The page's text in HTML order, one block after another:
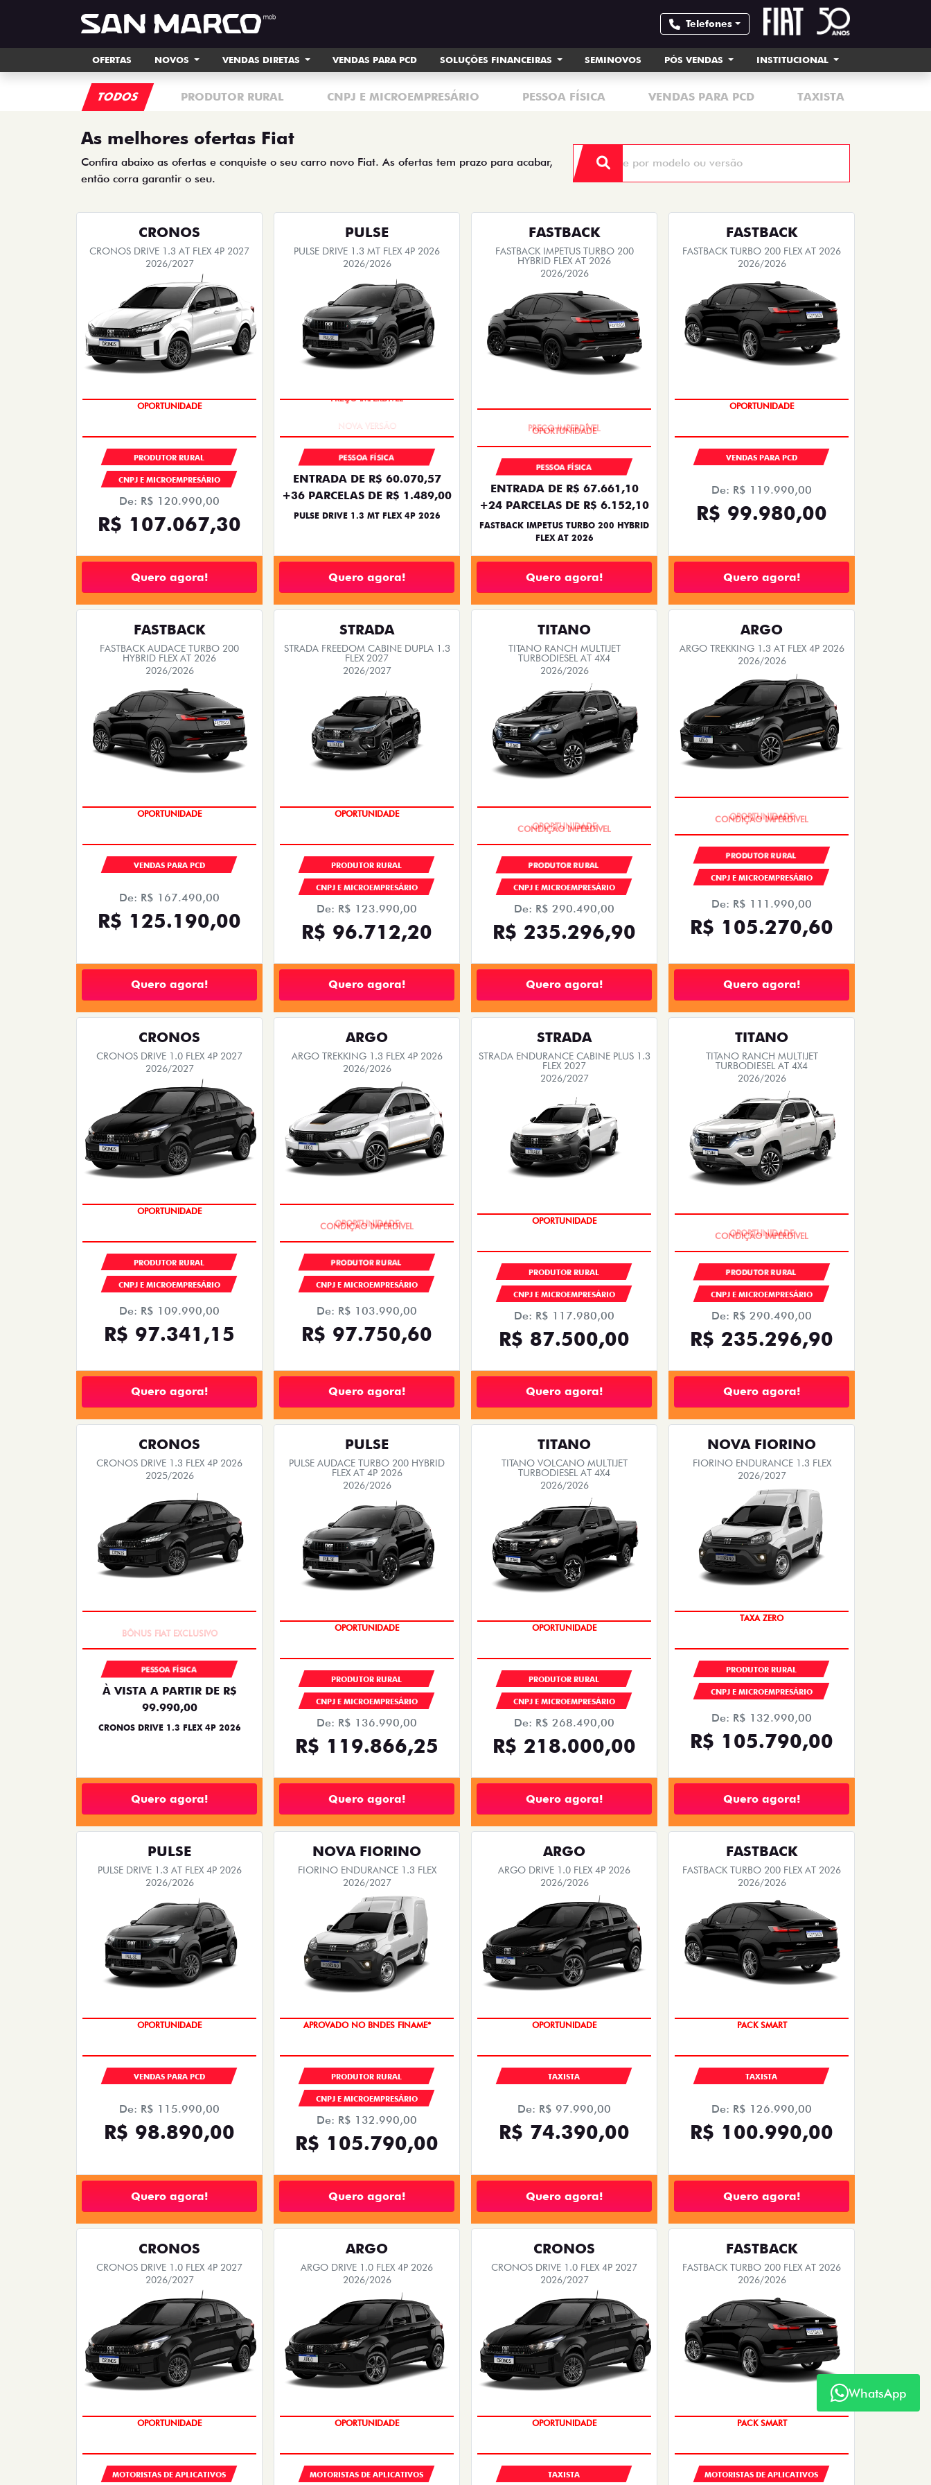
Telefones
OFERTAS NOVOS VENDAS DIRETAS VENDAS PARA PCD SOLUÇÕES FINANCEIRAS SEMINOVOS PÓS VENDAS INSTITUCIONAL
TODOS PRODUTOR RURAL CNPJ E MICROEMPRESÁRIO PESSOA FÍSICA VENDAS PARA PCD TAXISTA
As melhores ofertas Fiat
Confira abaixo as ofertas e conquiste o seu carro novo Fiat. As ofertas tem prazo para acabar,
então corra garantir o seu.
CRONOS
CRONOS DRIVE 1.3 AT FLEX 4P 2027
2026/2027
OPORTUNIDADE
PRODUTOR RURAL
CNPJ E MICROEMPRESÁRIO
De: R$ 120.990,00
R$ 107.067,30
Quero agora!
PULSE
PULSE DRIVE 1.3 MT FLEX 4P 2026
2026/2026
PREÇO IMPERDÍVEL
PESSOA FÍSICA
ENTRADA DE R$ 60.070,57
+36 PARCELAS DE R$ 1.489,00
PULSE DRIVE 1.3 MT FLEX 4P 2026
Quero agora!
FASTBACK
FASTBACK IMPETUS TURBO 200
HYBRID FLEX AT 2026
2026/2026
PESSOA FÍSICA
ENTRADA DE R$ 67.661,10
+24 PARCELAS DE R$ 6.152,10
FASTBACK IMPETUS TURBO 200 HYBRID
FLEX AT 2026
Quero agora!
FASTBACK
FASTBACK TURBO 200 FLEX AT 2026
2026/2026
OPORTUNIDADE
VENDAS PARA PCD
De: R$ 119.990,00
R$ 99.980,00
Quero agora!
FASTBACK
FASTBACK AUDACE TURBO 200
HYBRID FLEX AT 2026
2026/2026
OPORTUNIDADE
VENDAS PARA PCD
De: R$ 167.490,00
R$ 125.190,00
Quero agora!
STRADA
STRADA FREEDOM CABINE DUPLA 1.3
FLEX 2027
2026/2027
OPORTUNIDADE
PRODUTOR RURAL
CNPJ E MICROEMPRESÁRIO
De: R$ 123.990,00
R$ 96.712,20
Quero agora!
TITANO
TITANO RANCH MULTIJET
TURBODIESEL AT 4X4
2026/2026
PRODUTOR RURAL
CNPJ E MICROEMPRESÁRIO
De: R$ 290.490,00
R$ 235.296,90
Quero agora!
ARGO
ARGO TREKKING 1.3 AT FLEX 4P 2026
2026/2026
PRODUTOR RURAL
CNPJ E MICROEMPRESÁRIO
De: R$ 111.990,00
R$ 105.270,60
Quero agora!
CRONOS
CRONOS DRIVE 1.0 FLEX 4P 2027
2026/2027
OPORTUNIDADE
PRODUTOR RURAL
CNPJ E MICROEMPRESÁRIO
De: R$ 109.990,00
R$ 97.341,15
Quero agora!
ARGO
ARGO TREKKING 1.3 FLEX 4P 2026
2026/2026
PRODUTOR RURAL
CNPJ E MICROEMPRESÁRIO
De: R$ 103.990,00
R$ 97.750,60
Quero agora!
STRADA
STRADA ENDURANCE CABINE PLUS 1.3
FLEX 2027
2026/2027
OPORTUNIDADE
PRODUTOR RURAL
CNPJ E MICROEMPRESÁRIO
De: R$ 117.980,00
R$ 87.500,00
Quero agora!
TITANO
TITANO RANCH MULTIJET
TURBODIESEL AT 4X4
2026/2026
PRODUTOR RURAL
CNPJ E MICROEMPRESÁRIO
De: R$ 290.490,00
R$ 235.296,90
Quero agora!
CRONOS
CRONOS DRIVE 1.3 FLEX 4P 2026
2025/2026
PESSOA FÍSICA
À VISTA A PARTIR DE R$
99.990,00
CRONOS DRIVE 1.3 FLEX 4P 2026
Quero agora!
PULSE
PULSE AUDACE TURBO 200 HYBRID
FLEX AT 4P 2026
2026/2026
OPORTUNIDADE
PRODUTOR RURAL
CNPJ E MICROEMPRESÁRIO
De: R$ 136.990,00
R$ 119.866,25
Quero agora!
TITANO
TITANO VOLCANO MULTIJET
TURBODIESEL AT 4X4
2026/2026
OPORTUNIDADE
PRODUTOR RURAL
CNPJ E MICROEMPRESÁRIO
De: R$ 268.490,00
R$ 218.000,00
Quero agora!
NOVA FIORINO
FIORINO ENDURANCE 1.3 FLEX
2026/2027
TAXA ZERO
PRODUTOR RURAL
CNPJ E MICROEMPRESÁRIO
De: R$ 132.990,00
R$ 105.790,00
Quero agora!
PULSE
PULSE DRIVE 1.3 AT FLEX 4P 2026
2026/2026
OPORTUNIDADE
VENDAS PARA PCD
De: R$ 115.990,00
R$ 98.890,00
Quero agora!
NOVA FIORINO
FIORINO ENDURANCE 1.3 FLEX
2026/2027
APROVADO NO BNDES FINAME*
PRODUTOR RURAL
CNPJ E MICROEMPRESÁRIO
De: R$ 132.990,00
R$ 105.790,00
Quero agora!
ARGO
ARGO DRIVE 1.0 FLEX 4P 2026
2026/2026
OPORTUNIDADE
TAXISTA
De: R$ 97.990,00
R$ 74.390,00
Quero agora!
FASTBACK
FASTBACK TURBO 200 FLEX AT 2026
2026/2026
PACK SMART
TAXISTA
De: R$ 126.990,00
R$ 100.990,00
Quero agora!
CRONOS
CRONOS DRIVE 1.0 FLEX 4P 2027
2026/2027
OPORTUNIDADE
MOTORISTAS DE APLICATIVOS
ARGO
ARGO DRIVE 1.0 FLEX 4P 2026
2026/2026
OPORTUNIDADE
MOTORISTAS DE APLICATIVOS
CRONOS
CRONOS DRIVE 1.0 FLEX 4P 2027
2026/2027
OPORTUNIDADE
TAXISTA
FASTBACK
FASTBACK TURBO 200 FLEX AT 2026
2026/2026
PACK SMART
MOTORISTAS DE APLICATIVOS
WhatsApp